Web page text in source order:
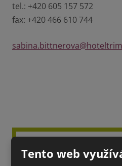
tel.: +420 605 157 572
fax: +420 466 610 744
Kontaktní
Tento web